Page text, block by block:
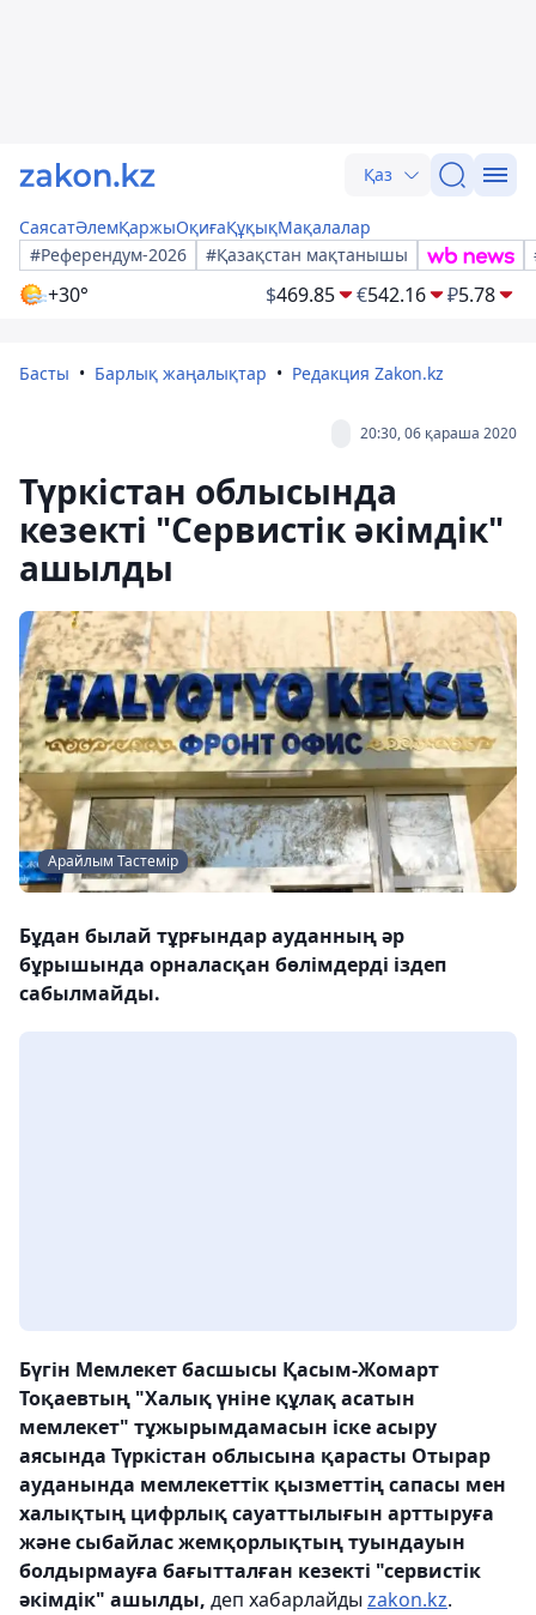
Қаз
СаясатӘлемҚаржыОқиғаҚұқықМақалалар
#Референдум-2026
#Қазақстан мақтанышы
+30° $469.85 €542.16 ₽5.78
Басты Барлық жаңалықтар Редакция Zakon.kz
20:30, 06 қараша 2020
Түркістан облысында
кезекті "Сервистік әкімдік"
ашылды
Арайлым Тастемір
Бұдан былай тұрғындар ауданның әр
бұрышында орналасқан бөлімдерді іздеп
сабылмайды.
Бүгін Мемлекет басшысы Қасым-Жомарт
Тоқаевтың "Халық үніне құлақ асатын
мемлекет" тұжырымдамасын іске асыру
аясында Түркістан облысына қарасты Отырар
ауданында мемлекеттік қызметтің сапасы мен
халықтың цифрлық сауаттылығын арттыруға
және сыбайлас жемқорлықтың туындауын
болдырмауға бағытталған кезекті "сервистік
әкімдік" ашылды, деп хабарлайды zakon.kz.